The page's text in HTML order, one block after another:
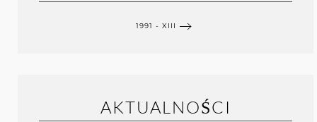
1991 - XIII
AKTUALNOŚCI